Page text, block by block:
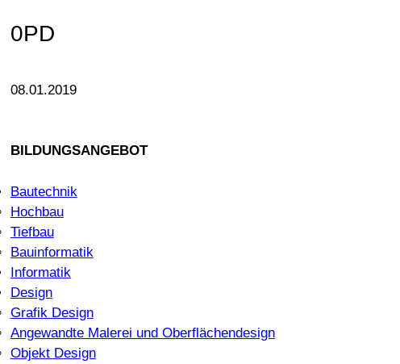
0PD
08.01.2019
BILDUNGSANGEBOT
Bautechnik
Hochbau
Tiefbau
Bauinformatik
Informatik
Design
Grafik Design
Angewandte Malerei und Oberflächendesign
Objekt Design